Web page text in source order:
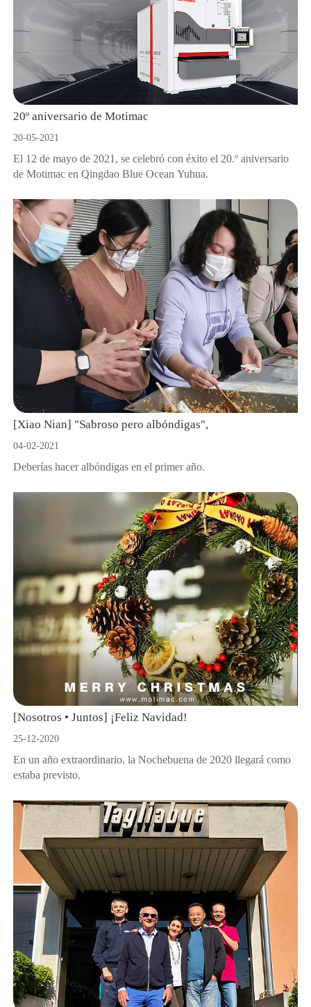
20º aniversario de Motimac
20-05-2021
El 12 de mayo de 2021, se celebró con éxito el 20.º aniversario
de Motimac en Qingdao Blue Ocean Yuhua.
[Xiao Nian] "Sabroso pero albóndigas",
04-02-2021
Deberías hacer albóndigas en el primer año.
[Nosotros • Juntos] ¡Feliz Navidad!
25-12-2020
En un año extraordinario, la Nochebuena de 2020 llegará como
estaba previsto.